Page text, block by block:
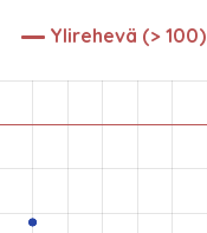
Ylirehevä (> 100)